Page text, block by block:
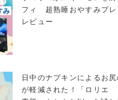
フィ 超熟睡おやすみプレ
レビュー
日中のナプキンによるお
が軽減された！「ロリエ